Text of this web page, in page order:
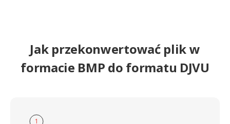
Jak przekonwertować plik w
formacie BMP do formatu DJVU
1